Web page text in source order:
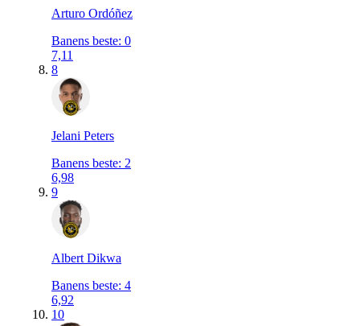
Arturo Ordóñez
Banens beste: 0
7,11
8
Jelani Peters
Banens beste: 2
6,98
9
Albert Dikwa
Banens beste: 4
6,92
10